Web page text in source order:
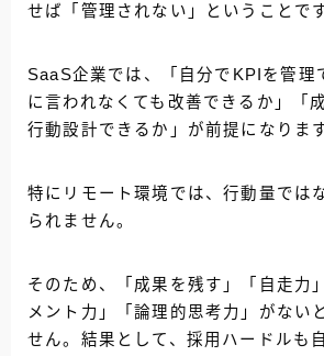
せば「管理されない」ということです
SaaS企業では、「自分でKPIを管理
に言われなくても改善できるか」「
行動設計できるか」が前提になります
特にリモート環境では、行動量では
られません。
そのため、「成果を残す」「自走力
メント力」「論理的思考力」がない
せん。結果として、採用ハードルも